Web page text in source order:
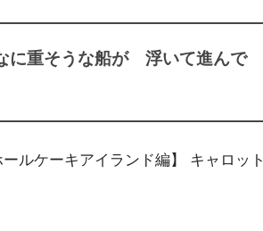
に重そうな船が 浮いて進んで
ルケーキアイランド編】 キャロット